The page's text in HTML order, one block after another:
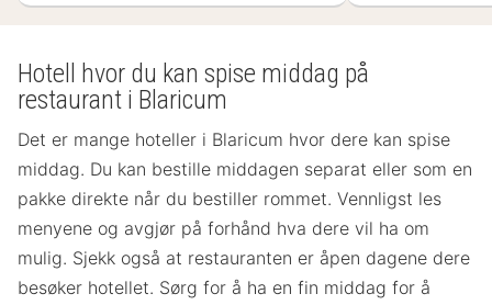
Hotell hvor du kan spise middag på
restaurant i Blaricum
Det er mange hoteller i Blaricum hvor dere kan spise
middag. Du kan bestille middagen separat eller som en
pakke direkte når du bestiller rommet. Vennligst les
menyene og avgjør på forhånd hva dere vil ha om
mulig. Sjekk også at restauranten er åpen dagene dere
besøker hotellet. Sørg for å ha en fin middag for å